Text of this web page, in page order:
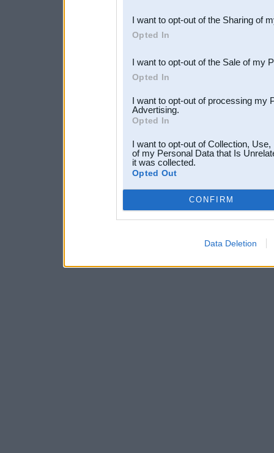
Downstream Participants
third parties.
I want to opt-out of the Sharing of
Opted In
I want to opt-out of the Sale of my
Opted In
I want to opt-out of processing my
Advertising.
Opted In
I want to opt-out of Collection,
of my Personal Data that Is
it was collected.
Opted Out
CONFIRM
Data Deletion